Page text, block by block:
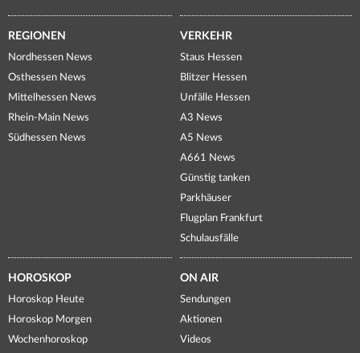
REGIONEN
Nordhessen News
Osthessen News
Mittelhessen News
Rhein-Main News
Südhessen News
VERKEHR
Staus Hessen
Blitzer Hessen
Unfälle Hessen
A3 News
A5 News
A661 News
Günstig tanken
Parkhäuser
Flugplan Frankfurt
Schulausfälle
HOROSKOP
Horoskop Heute
Horoskop Morgen
Wochenhoroskop
ON AIR
Sendungen
Aktionen
Videos